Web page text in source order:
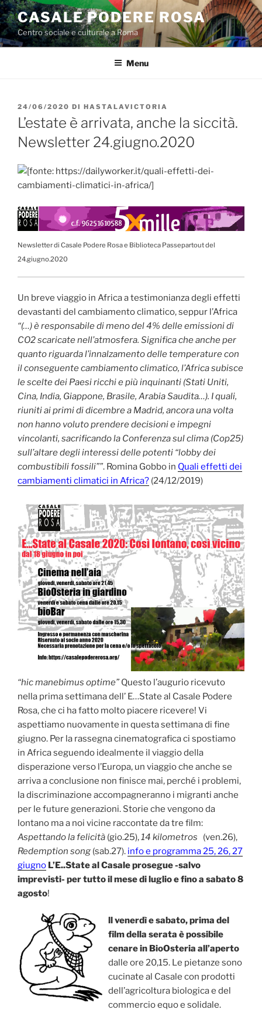
Salta
al
contenuto
CASALE PODERE ROSA
Centro sociale e culturale a Roma
Menu
PUBBLICATO
IL
24/06/2020 DI HASTALAVICTORIA
L’estate è arrivata, anche la siccità.
Newsletter 24.giugno.2020
Newsletter di Casale Podere Rosa e Biblioteca Passepartout del
24.giugno.2020
Un breve viaggio in Africa a testimonianza degli effetti
devastanti del cambiamento climatico, seppur l’Africa
“(…) è responsabile di meno del 4% delle emissioni di
CO2 scaricate nell’atmosfera. Significa che anche per
quanto riguarda l’innalzamento delle temperature con
il conseguente cambiamento climatico, l’Africa subisce
le scelte dei Paesi ricchi e più inquinanti (Stati Uniti,
Cina, India, Giappone, Brasile, Arabia Saudita…). I quali,
riuniti ai primi di dicembre a Madrid, ancora una volta
non hanno voluto prendere decisioni e impegni
vincolanti, sacrificando la Conferenza sul clima (Cop25)
sull’altare degli interessi delle potenti “lobby dei
combustibili fossili””. Romina Gobbo in Quali effetti dei
cambiamenti climatici in Africa? (24/12/2019)
“hic manebimus optime” Questo l’augurio ricevuto
nella prima settimana dell’ E…State al Casale Podere
Rosa, che ci ha fatto molto piacere ricevere! Vi
aspettiamo nuovamente in questa settimana di fine
giugno. Per la rassegna cinematografica ci spostiamo
in Africa seguendo idealmente il viaggio della
disperazione verso l’Europa, un viaggio che anche se
arriva a conclusione non finisce mai, perché i problemi,
la discriminazione accompagneranno i migranti anche
per le future generazioni. Storie che vengono da
lontano ma a noi vicine raccontate da tre film:
Aspettando la felicità (gio.25),14 kilometros (ven.26),
Redemption song (sab.27). info e programma 25, 26, 27
giugno L’E..State al Casale prosegue -salvo
imprevisti- per tutto il mese di luglio e fino a sabato 8
agosto!
ll venerdì e sabato, prima del
film della serata è possibile
cenare in BioOsteria all’aperto
dalle ore 20,15. Le pietanze sono
cucinate al Casale con prodotti
dell’agricoltura biologica e del
commercio equo e solidale.